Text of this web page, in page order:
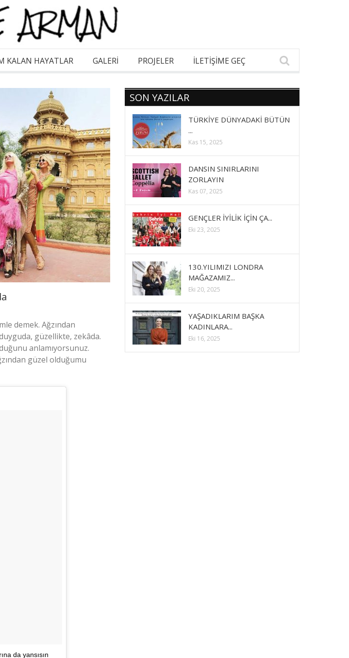
KALAN HAYATLAR GALERI PROJELER İLETİŞİME GEÇ
demek. Ağzından
güzellikte, zekâda.
anlamıyorsunuz.
güzel olduğumu
da yansısın
SON YAZILAR
TÜRKİYE DÜNYADAKİ BÜTÜN
...
Kas 15, 2025
DANSIN SINIRLARINI
ZORLAYIN
Kas 07, 2025
GENÇLER İYİLİK İÇİN ÇA...
Eki 23, 2025
130.YILIMIZI LONDRA
MAĞAZAMIZ...
Eki 20, 2025
YAŞADIKLARIM BAŞKA
KADINLARA...
Eki 16, 2025